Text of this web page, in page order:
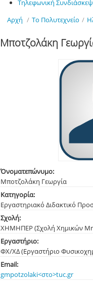
Τηλεφωνική
Αρχή / Το Πολυτεχνείο /
Μποτζολάκη
Όνοματεπώνυμο:
Μποτζολάκη Γεωργία
Κατηγορία:
Εργαστηριακό Διδακτικό
Σχολή:
ΧΗΜΗΠΕΡ (Σχολή Χημικών
Εργαστήριο:
ΦΧ/ΧΔ (Εργαστήριο
Email:
gmpotzolaki<στο>tuc.gr